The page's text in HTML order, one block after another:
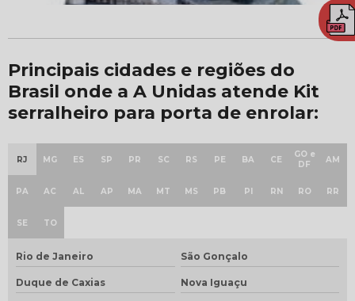
Principais cidades e regiões do
Brasil onde a A Unidas atende Kit
serralheiro para porta de enrolar:
RJ MG ES SP PR SC RS PE BA CE
GO e
DF
AM
PA AC AL AP MA MT MS PB PI RN RO RR
SE TO
Rio de Janeiro São Gonçalo
Duque de Caxias Nova Iguaçu